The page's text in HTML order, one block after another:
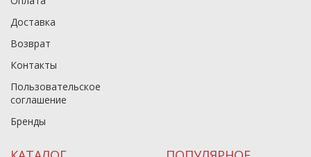
Доставка
Возврат
Контакты
Пользовательское
соглашение
Бренды